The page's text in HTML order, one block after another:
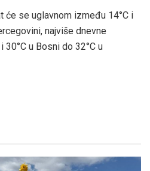
će se uglavnom između 14°C i
najviše dnevne
u Bosni do 32°C u